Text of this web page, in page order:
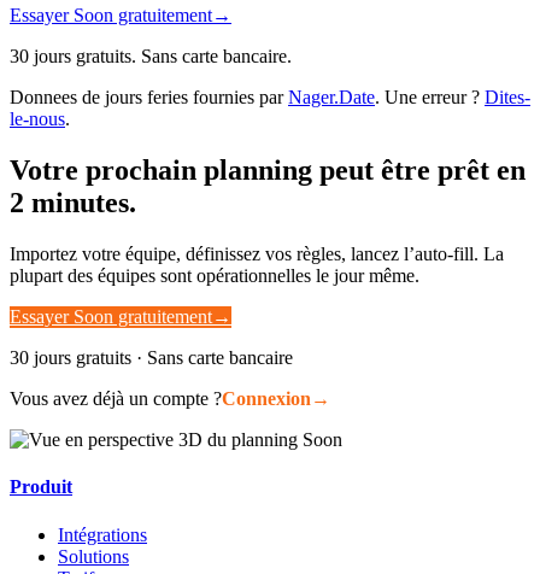
Essayer Soon gratuitement→
30 jours gratuits. Sans carte bancaire.
Donnees de jours feries fournies parNager.Date. Une erreur ? Dites-
le-nous.
Votre prochain planning peut être prêt en
2 minutes.
Importez votre équipe, définissez vos règles, lancez l’auto-fill. La
plupart des équipes sont opérationnelles le jour même.
Essayer Soon gratuitement→
30 jours gratuits · Sans carte bancaire
Vous avez déjà un compte ?Connexion →
Produit
Intégrations
Solutions